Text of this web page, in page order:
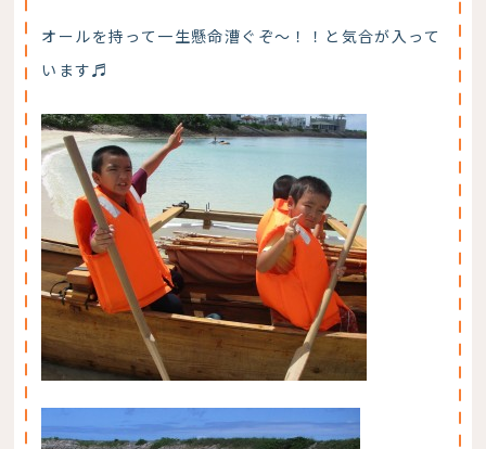
オールを持って一生懸命漕ぐぞ～！！と気合が入って
います♬